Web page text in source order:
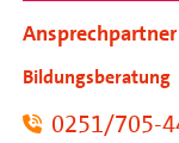
Ansprechpartner
Bildungsberatung
0251/705-